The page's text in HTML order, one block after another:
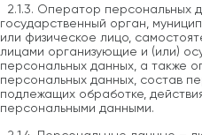
2.1.3. Оператор персональных
государственный орган,
или физическое лицо,
лицами организующие и (или)
персональных данных, а также
персональных данных, состав
подлежащих обработке,
персональными данными.